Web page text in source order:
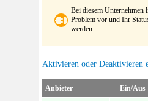
Bei diesem Unternehmen
Problem vor und Ihr
werden.